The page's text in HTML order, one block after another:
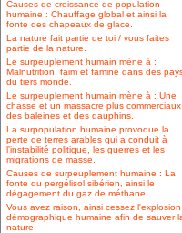
Causes de croissance de population
humaine : Chauffage global et ainsi la
fonte des chapeaux de glace.
La nature fait partie de toi / vous faites
partie de la nature.
Le surpeuplement humain mène à :
Malnutrition, faim et famine dans des
du tiers monde.
Le surpeuplement humain mène à : Une
chasse et un massacre plus commerciaux
des baleines et des dauphins.
La surpopulation humaine provoque la
perte de terres arables qui a conduit à
l'instabilité politique, les guerres et les
migrations de masse.
Causes de surpeuplement humaine : La
fonte du pergélisol sibérien, ainsi le
dégagement du gaz de méthane.
Vous avez raison, ainsi cessez l'explosion
démographique humaine afin de sauver
nature.